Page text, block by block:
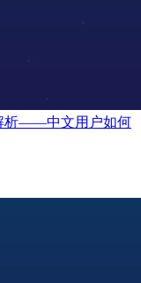
析——中文用户如何